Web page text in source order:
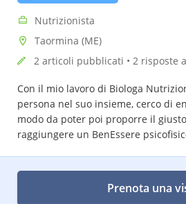
Nutrizionista
Taormina (ME)
2 articoli pubblicati • 2 risposte
Con il mio lavoro di Biologa
persona nel suo insieme, cerco di
modo da poter poi proporre il
raggiungere un BenEssere
Prenota una